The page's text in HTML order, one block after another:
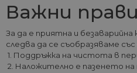
Важни
За да е приятна и
следва да се съобразяваме
1. Поддръжка на чистота в
2. Наложително е пазенето